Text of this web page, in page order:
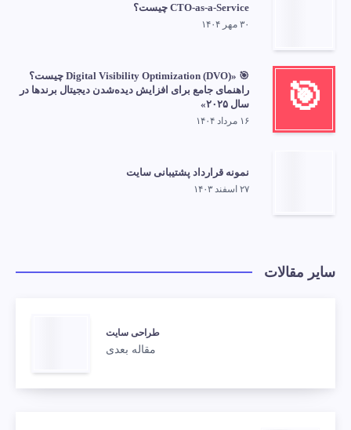
CTO-as-a-Service چیست؟
۳۰ مهر ۱۴۰۴
🎯
🎯 «Digital Visibility Optimization (DVO) چیست؟
راهنمای جامع برای افزایش دیده‌شدن دیجیتال برندها در
سال ۲۰۲۵»
۱۶ مرداد ۱۴۰۴
نمونه قرارداد پشتیبانی سایت
۲۷ اسفند ۱۴۰۳
سایر مقالات
طراحی سایت
مقاله بعدی